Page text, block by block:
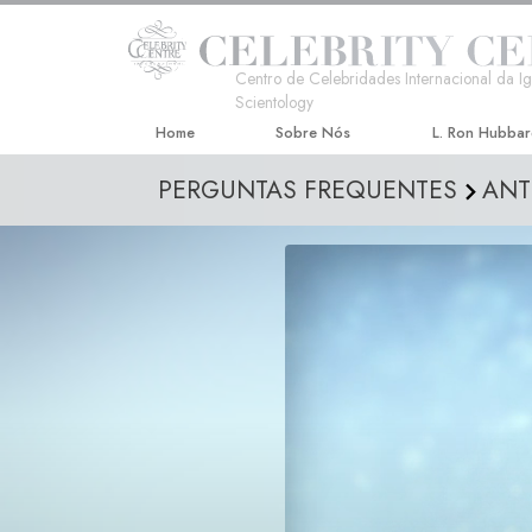
Centro de Celebridades Internacional da
Scientology
Home Sobre Nós L. Ron
PERGUNTAS FREQUENTES